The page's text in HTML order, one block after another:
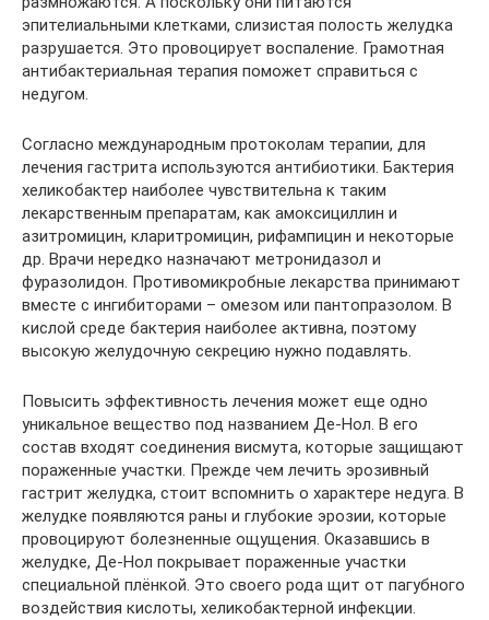
эпителиальными клетками, слизистая полость желудка
разрушается. Это провоцирует воспаление. Грамотная
антибактериальная терапия поможет справиться с
недугом.
Согласно международным протоколам терапии, для
лечения гастрита используются антибиотики. Бактерия
хеликобактер наиболее чувствительна к таким
лекарственным препаратам, как амоксициллин и
азитромицин, кларитромицин, рифампицин и некоторые
др. Врачи нередко назначают метронидазол и
фуразолидон. Противомикробные лекарства принимают
вместе с ингибиторами – омезом или пантопразолом. В
кислой среде бактерия наиболее активна, поэтому
высокую желудочную секрецию нужно подавлять.
Повысить эффективность лечения может еще одно
уникальное вещество под названием Де-Нол. В его
состав входят соединения висмута, которые защищают
пораженные участки. Прежде чем лечить эрозивный
гастрит желудка, стоит вспомнить о характере недуга. В
желудке появляются раны и глубокие эрозии, которые
провоцируют болезненные ощущения. Оказавшись в
желудке, Де-Нол покрывает пораженные участки
специальной плёнкой. Это своего рода щит от пагубного
воздействия кислоты, хеликобактерной инфекции.